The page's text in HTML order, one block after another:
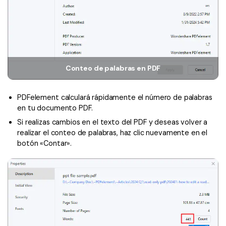
Publicación
Freelancer
Explorar todas las características
PDFelement para Android
Explorar más
Plantillas de PDF gratuitas
Descuento educativo
Adquiere PDFelement con descuento académico.
Centro de descargas
Actualización
Actualizar a PDFelement V12.
Conteo de palabras en PDF
PDFelement calculará rápidamente el número de palabras
en tu documento PDF.
Si realizas cambios en el texto del PDF y deseas volver a
realizar el conteo de palabras, haz clic nuevamente en el
botón «Contar».